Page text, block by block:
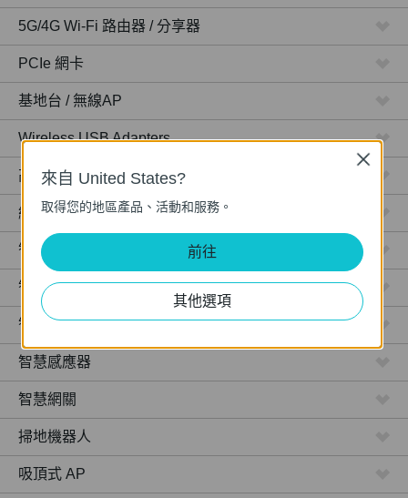
5G/4G Wi-Fi 路由器 / 分享器
PCIe 網卡
基地台 / 無線AP
Wireless USB Adapters
高功率路由器 / 分享器
網路攝影機
智慧型插座
智慧型燈泡
智慧開關
智慧感應器
智慧網關
掃地機器人
吸頂式 AP
來自 United States?
取得您的地區產品、活動和服務。
前往
其他選項
Close